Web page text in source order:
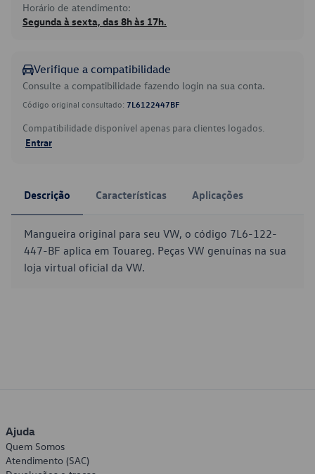
Horário de atendimento:
Segunda à sexta, das 8h às 17h.
Verifique a compatibilidade
Consulte a compatibilidade fazendo login na sua conta.
Código original consultado: 7L6122447BF
Compatibilidade disponível apenas para clientes logados.
Entrar
Descrição Características Aplicações
Mangueira original para seu VW, o código 7L6-122-
447-BF aplica em Touareg. Peças VW genuínas na sua
loja virtual oficial da VW.
Ajuda
Quem Somos
Atendimento (SAC)